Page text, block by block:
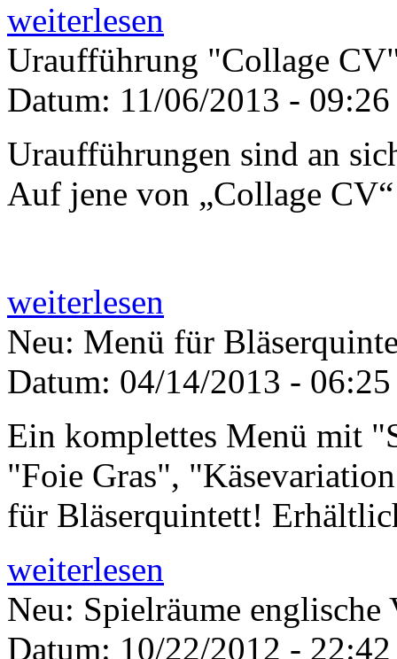
weiterlesen
Uraufführung "Collage
Datum: 11/06/2013 - 09:26
Uraufführungen sind an
Auf jene von „Collage
weiterlesen
Neu: Menü für
Datum: 04/14/2013 - 06:25
Ein komplettes Menü mit
"Foie Gras",
für Bläserquintett!
weiterlesen
Neu: Spielräume englische
Datum: 10/22/2012 - 22:42